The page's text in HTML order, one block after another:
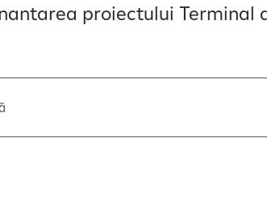
proiectului Terminal